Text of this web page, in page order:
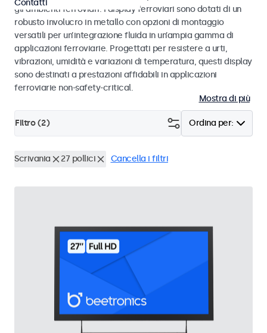
gli ambienti ferroviari. I display ferroviari sono dotati di un
robusto involucro in metallo con opzioni di montaggio
versatili per un’integrazione fluida in un’ampia gamma di
applicazioni ferroviarie. Progettati per resistere a urti,
vibrazioni, umidità e variazioni di temperatura, questi display
sono destinati a prestazioni affidabili in applicazioni
ferroviarie non-safety-critical.
Mostra di più
Ordina per:
Filtro (2)
Scrivania 27 pollici Cancella i filtri
Contatti